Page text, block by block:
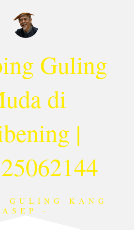
Guling
di
|
GULING KANG
ASEP -